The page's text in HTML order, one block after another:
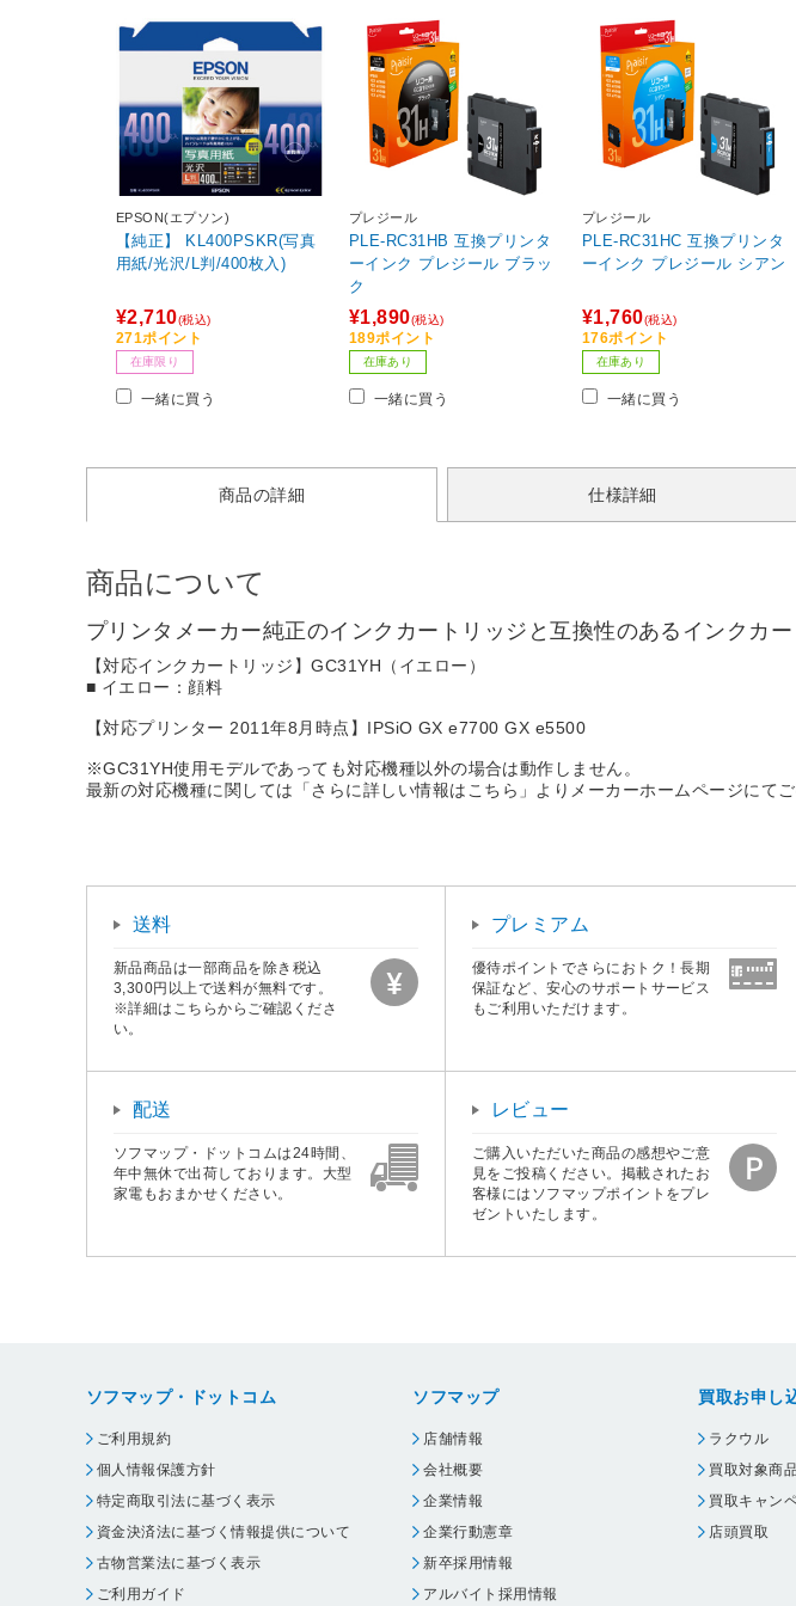
EPSON(エプソン)
【純正】 KL400PSKR(写真
用紙/光沢/L判/400枚入)
¥2,710(税込)
271ポイント
在庫限り
一緒に買う
プレジール
PLE-RC31HB 互換プリンタ
ーインク プレジール ブラッ
ク
¥1,890(税込)
189ポイント
在庫あり
一緒に買う
プレジール
PLE-RC31HC 互換プリンタ
ーインク プレジール シアン
¥1,760(税込)
176ポイント
在庫あり
一緒に買う
商品の詳細 仕様詳細
商品について
プリンタメーカー純正のインクカートリッジと互換性のあるインクカー
【対応インクカートリッジ】GC31YH（イエロー）
■ イエロー：顔料
【対応プリンター 2011年8月時点】IPSiO GX e7700 GX e5500
※GC31YH使用モデルであっても対応機種以外の場合は動作しません。
最新の対応機種に関しては「さらに詳しい情報はこちら」よりメーカーホームページにてご
送料
新品商品は一部商品を除き税込
3,300円以上で送料が無料です。
※詳細はこちらからご確認くださ
い。
プレミアム
優待ポイントでさらにおトク！長期
保証など、安心のサポートサービス
もご利用いただけます。
配送
ソフマップ・ドットコムは24時間、
年中無休で出荷しております。大型
家電もおまかせください。
レビュー
ご購入いただいた商品の感想やご意
見をご投稿ください。掲載されたお
客様にはソフマップポイントをプレ
ゼントいたします。
ソフマップ・ドットコム
ご利用規約
個人情報保護方針
特定商取引法に基づく表示
資金決済法に基づく情報提供について
古物営業法に基づく表示
ご利用ガイド
ソフマップ
店舗情報
会社概要
企業情報
企業行動憲章
新卒採用情報
アルバイト採用情報
買取お申し
ラクウル
買取対象商品
買取キャン
店頭買取